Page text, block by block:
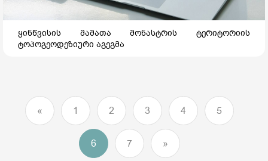
ყინწვისის მამათა მონასტრის ტერიტორიის
ტოპოგეოდეზიური აგეგმა
« 1 2 3 4 5
6 7 »